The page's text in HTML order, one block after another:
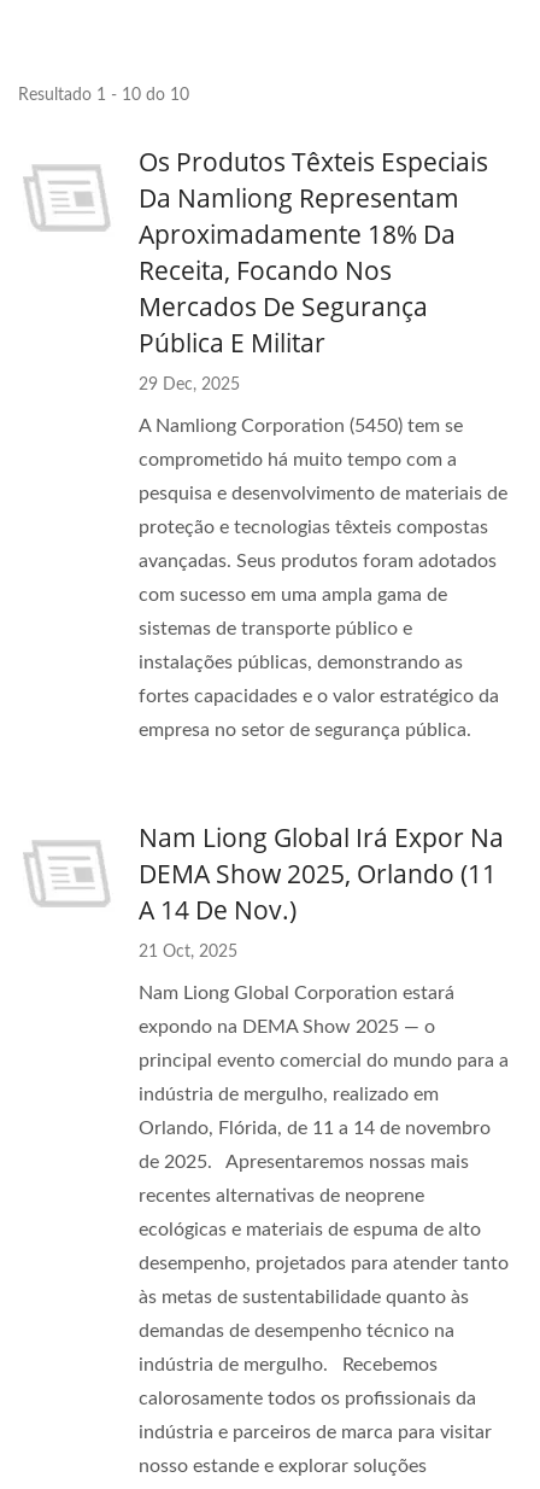
Resultado 1 - 10 do 10
Os Produtos Têxteis Especiais
Da Namliong Representam
Aproximadamente 18% Da
Receita, Focando Nos
Mercados De Segurança
Pública E Militar
29 Dec, 2025
A Namliong Corporation (5450) tem se
comprometido há muito tempo com a
pesquisa e desenvolvimento de materiais de
proteção e tecnologias têxteis compostas
avançadas. Seus produtos foram adotados
com sucesso em uma ampla gama de
sistemas de transporte público e
instalações públicas, demonstrando as
fortes capacidades e o valor estratégico da
empresa no setor de segurança pública.
Nam Liong Global Irá Expor Na
DEMA Show 2025, Orlando (11
A 14 De Nov.)
21 Oct, 2025
Nam Liong Global Corporation estará
expondo na DEMA Show 2025 — o
principal evento comercial do mundo para a
indústria de mergulho, realizado em
Orlando, Flórida, de 11 a 14 de novembro
de 2025. Apresentaremos nossas mais
recentes alternativas de neoprene
ecológicas e materiais de espuma de alto
desempenho, projetados para atender tanto
às metas de sustentabilidade quanto às
demandas de desempenho técnico na
indústria de mergulho. Recebemos
calorosamente todos os profissionais da
indústria e parceiros de marca para visitar
nosso estande e explorar soluções